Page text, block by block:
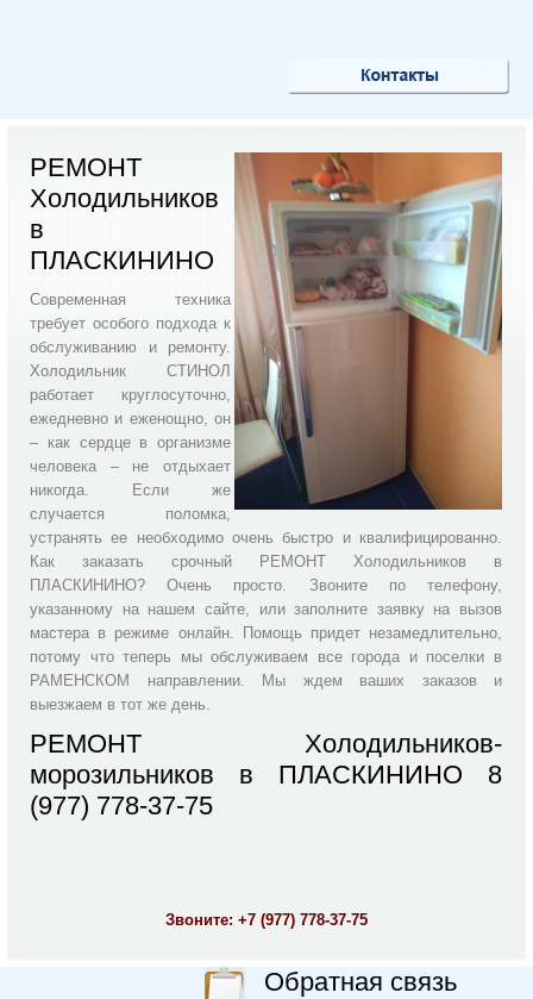
РЕМОНТ
Холодильников
в
ПЛАСКИНИНО
Современная техника
требует особого подхода к
обслуживанию и ремонту.
Холодильник СТИНОЛ
работает круглосуточно,
ежедневно и еженощно, он
– как сердце в организме
человека – не отдыхает
никогда. Если же
случается поломка,
устранять ее необходимо очень быстро и квалифицированно.
Как заказать срочный РЕМОНТ Холодильников в
ПЛАСКИНИНО? Очень просто. Звоните по телефону,
указанному на нашем сайте, или заполните заявку на вызов
мастера в режиме онлайн. Помощь придет незамедлительно,
потому что теперь мы обслуживаем все города и поселки в
РАМЕНСКОМ направлении. Мы ждем ваших заказов и
выезжаем в тот же день.
РЕМОНТ Холодильников-
морозильников в ПЛАСКИНИНО 8
(977) 778-37-75
Звоните: +7 (977) 778-37-75
Обратная связь